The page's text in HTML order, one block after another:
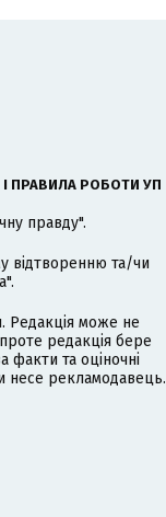
ПРАВИЛА РОБОТИ УП
правду".
відтворенню та/чи
Редакція може не
редакція бере
факти та оціночні
несе рекламодавець.